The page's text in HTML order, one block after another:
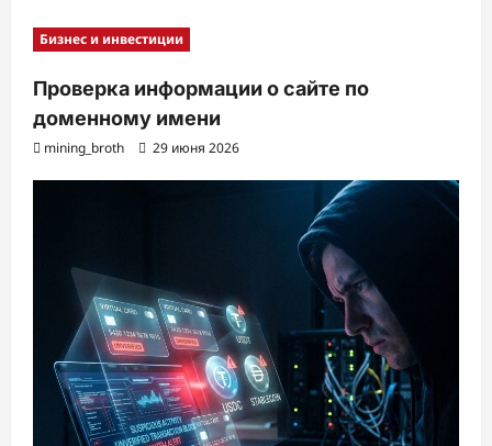
Бизнес и инвестиции
Проверка информации о сайте по
доменному имени
mining_broth 29 июня 2026